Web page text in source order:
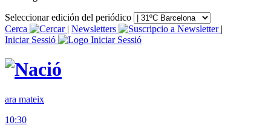
Seleccionar edición del periódico
Cerca
| Newsletters
|
Iniciar Sessió
ara mateix
10:30